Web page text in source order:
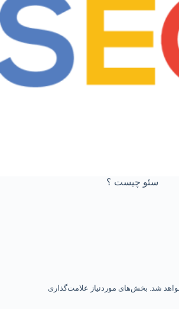
سئو چیست ؟
شد. بخش‌های موردنیاز علامت‌گذاری